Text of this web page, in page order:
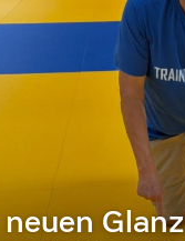
Glanz